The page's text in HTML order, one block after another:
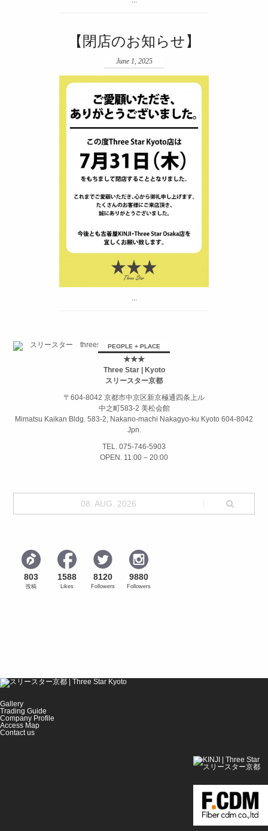
【閉店のお知らせ】
June 1, 2025
...
PEOPLE + PLACE
★★★
Three Star | Kyoto
スリースター京都
〒604-8042 京都市中京区新京極通四条上ル
中之町583-2 美松会館
Mimatsu Kaikan Bldg. 583-2, Nakano-machi Nakagyo-ku Kyoto 604-8042
Jpn.
TEL. 075-746-5903
OPEN. 11:00 – 20:00
08. AUG. 2026
803
投稿
1588
Likes
8120
Followers
9880
Followers
Gallery
Trading Guide
Company Profile
Access Map
Contact us